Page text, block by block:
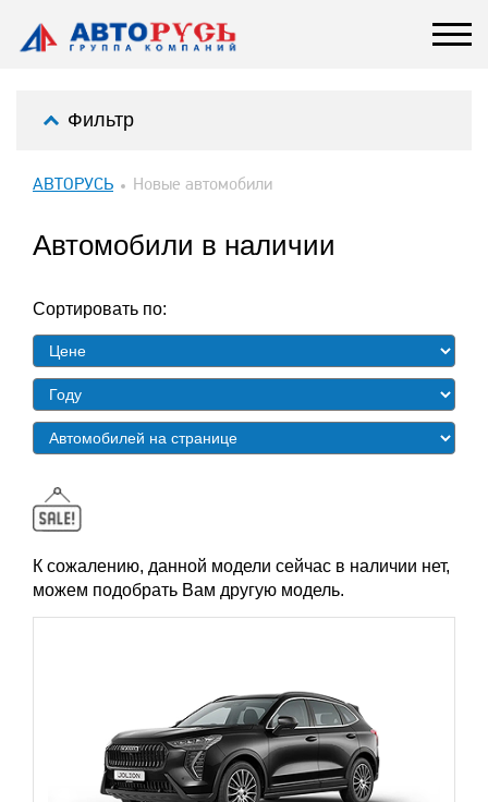
Фильтр
АВТОРУСЬ Новые автомобили
Автомобили в наличии
Сортировать по:
К сожалению, данной модели сейчас в наличии нет,
можем подобрать Вам другую модель.